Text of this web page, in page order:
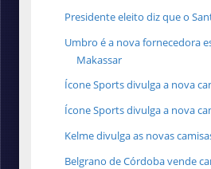
Presidente eleito diz que o
Umbro é a nova fornecedora
Makassar
Ícone Sports divulga a nova
Ícone Sports divulga a nova
Kelme divulga as novas
Belgrano de Córdoba vende